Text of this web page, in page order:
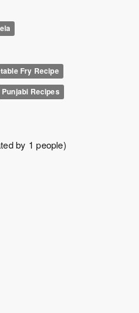
Fry Recipe
Punjabi Recipes
by 1 people)